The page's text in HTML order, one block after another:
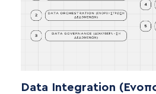
Data Integration